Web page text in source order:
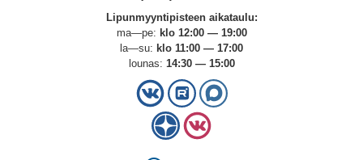
Lipunmyyntipisteen aikataulu:
ma—pe: klo 12:00 — 19:00
la—su: klo 11:00 — 17:00
lounas: 14:30 — 15:00